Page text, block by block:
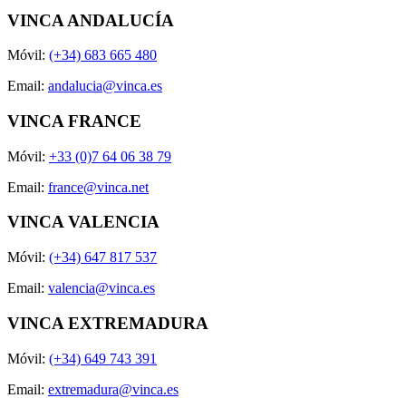
VINCA ANDALUCÍA
Móvil: (+34) 683 665 480
Email: andalucia@vinca.es
VINCA FRANCE
Móvil: +33 (0)7 64 06 38 79
Email: france@vinca.net
VINCA VALENCIA
Móvil: (+34) 647 817 537
Email: valencia@vinca.es
VINCA EXTREMADURA
Móvil: (+34) 649 743 391
Email: extremadura@vinca.es